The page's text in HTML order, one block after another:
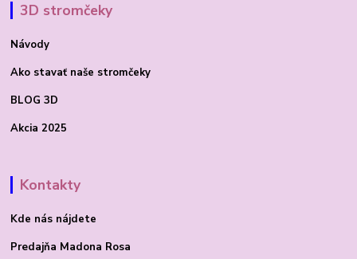
3D stromčeky
Návody
Ako stavať naše stromčeky
BLOG 3D
Akcia 2025
Kontakty
Kde nás nájdete
Predajňa Madona Rosa